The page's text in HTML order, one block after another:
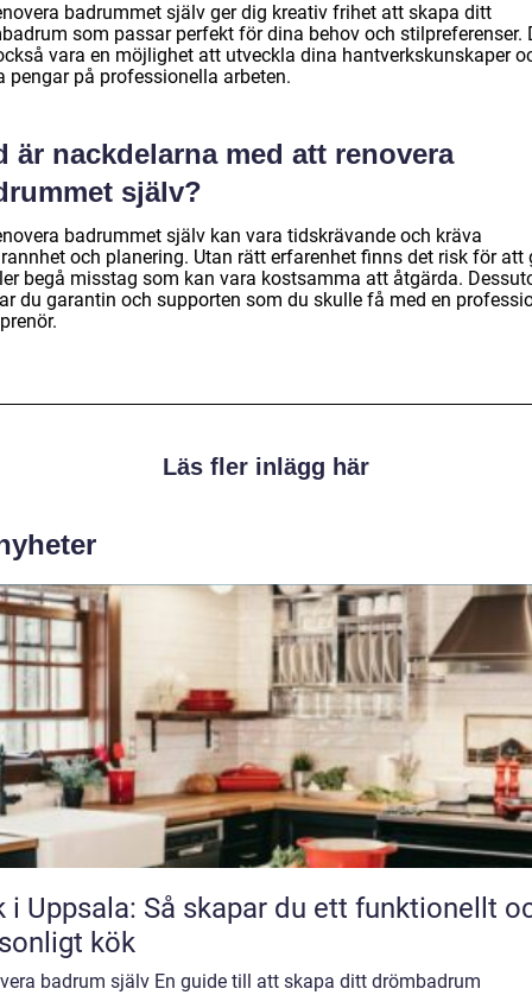
badrummet själv ger dig kreativ frihet att skapa ditt
som passar perfekt för dina behov och stilpreferenser.
vara en möjlighet att utveckla dina hantverkskunskaper
pengar på professionella arbeten.
är nackdelarna med att renovera
själv?
badrummet själv kan vara tidskrävande och kräva
och planering. Utan rätt erfarenhet finns det risk för att
begå misstag som kan vara kostsamma att åtgärda.
du garantin och supporten som du skulle få med en
Läs fler inlägg här
i Uppsala: Så skapar du ett funktionellt
kök
badrum själv En guide till att skapa ditt drömbadrum